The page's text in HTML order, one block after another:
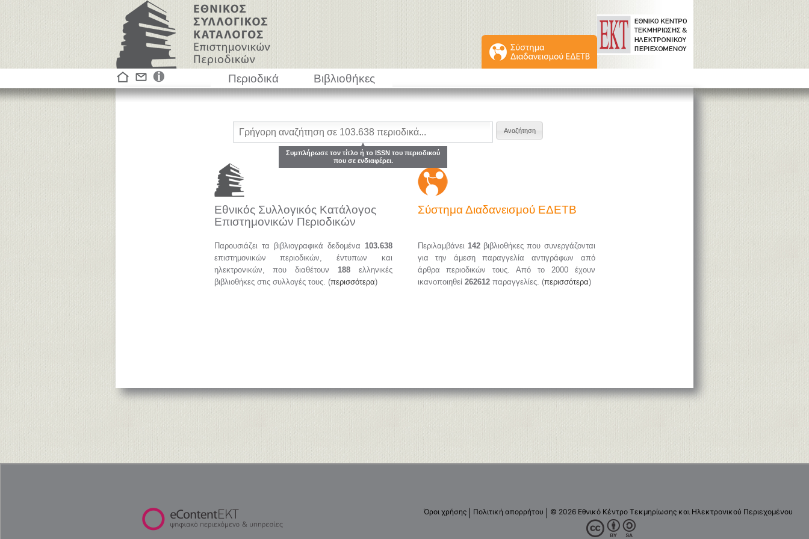
Περιοδικά Βιβλιοθήκες
Εθνικός Συλλογικός Κατάλογος
Επιστημονικών Περιοδικών
Σύστημα Διαδανεισμού ΕΔΕΤΒ
Παρουσιάζει τα βιβλιογραφικά δεδομένα 103.638
επιστημονικών περιοδικών, έντυπων και
ηλεκτρονικών, που διαθέτουν 188ελληνικές
βιβλιοθήκες στις συλλογές τους. (περισσότερα)
Περιλαμβάνει 142βιβλιοθήκες που συνεργάζονται
για την άμεση παραγγελία αντιγράφων από
άρθρα περιοδικών τους. Από το 2000 έχουν
ικανοποιηθεί 262612παραγγελίες. (περισσότερα)
Συμπλήρωσε τον τίτλο ή το ISSN του περιοδικού
που σε ενδιαφέρει.